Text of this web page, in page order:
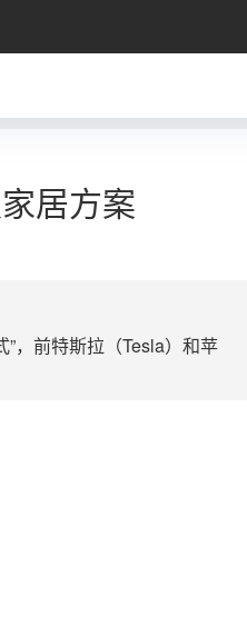
居方案
，前特斯拉（Tesla）和苹